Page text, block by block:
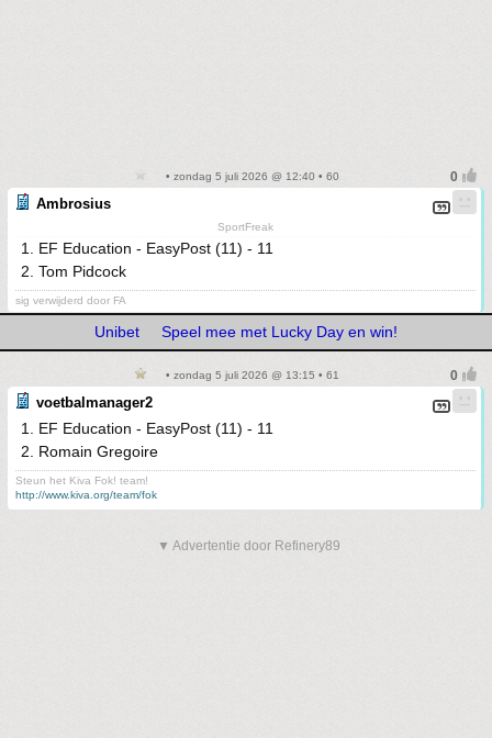
• zondag 5 juli 2026 @ 12:40 • 60
Ambrosius
SportFreak
1. EF Education - EasyPost (11) - 11
2. Tom Pidcock
sig verwijderd door FA
Unibet Speel mee met Lucky Day en win!
• zondag 5 juli 2026 @ 13:15 • 61
voetbalmanager2
1. EF Education - EasyPost (11) - 11
2. Romain Gregoire
Steun het Kiva Fok! team!
http://www.kiva.org/team/fok
▼ Advertentie door Refinery89